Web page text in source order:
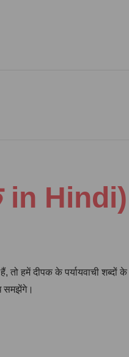
in Hindi)
तो हमें दीपक के पर्यायवाची
समझेंगे।